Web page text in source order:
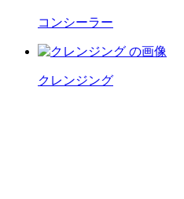
コンシーラー
クレンジング